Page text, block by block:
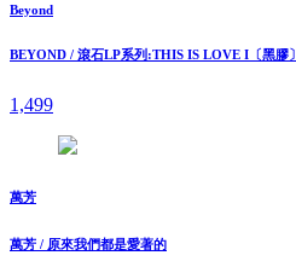
Beyond
BEYOND / 滾石LP系列:THIS IS LOVE I〔黑膠〕
1,499
萬芳
萬芳 / 原來我們都是愛著的